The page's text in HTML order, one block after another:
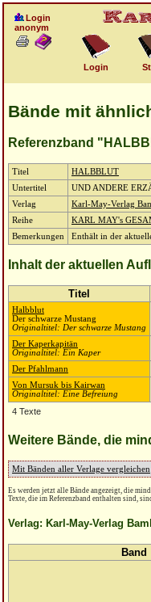
Login
anonym
Login
Bände mit
Referenzband
Titel
HALBBLUT
Untertitel
UND ANDERE
Verlag
Karl-May-Verlag
Reihe
KARL MAY's
Bemerkungen
Enthält in der
Inhalt der aktuellen
Titel
Halbblut
Der schwarze Mustang
Originaltitel: Der schwarze Mustang
Der Kaperkapitän
Originaltitel: Ein Kaper
Der Pfahlmann
Von Mursuk bis Kairwan
Originaltitel: Eine Befreiung
4 Texte
Weitere Bände, die
Mit Bänden aller Verlage vergleichen
Es werden jetzt alle Bände angezeigt, die
Texte, die im Referenzband enthalten sind,
Verlag: Karl-May-Verlag
Band